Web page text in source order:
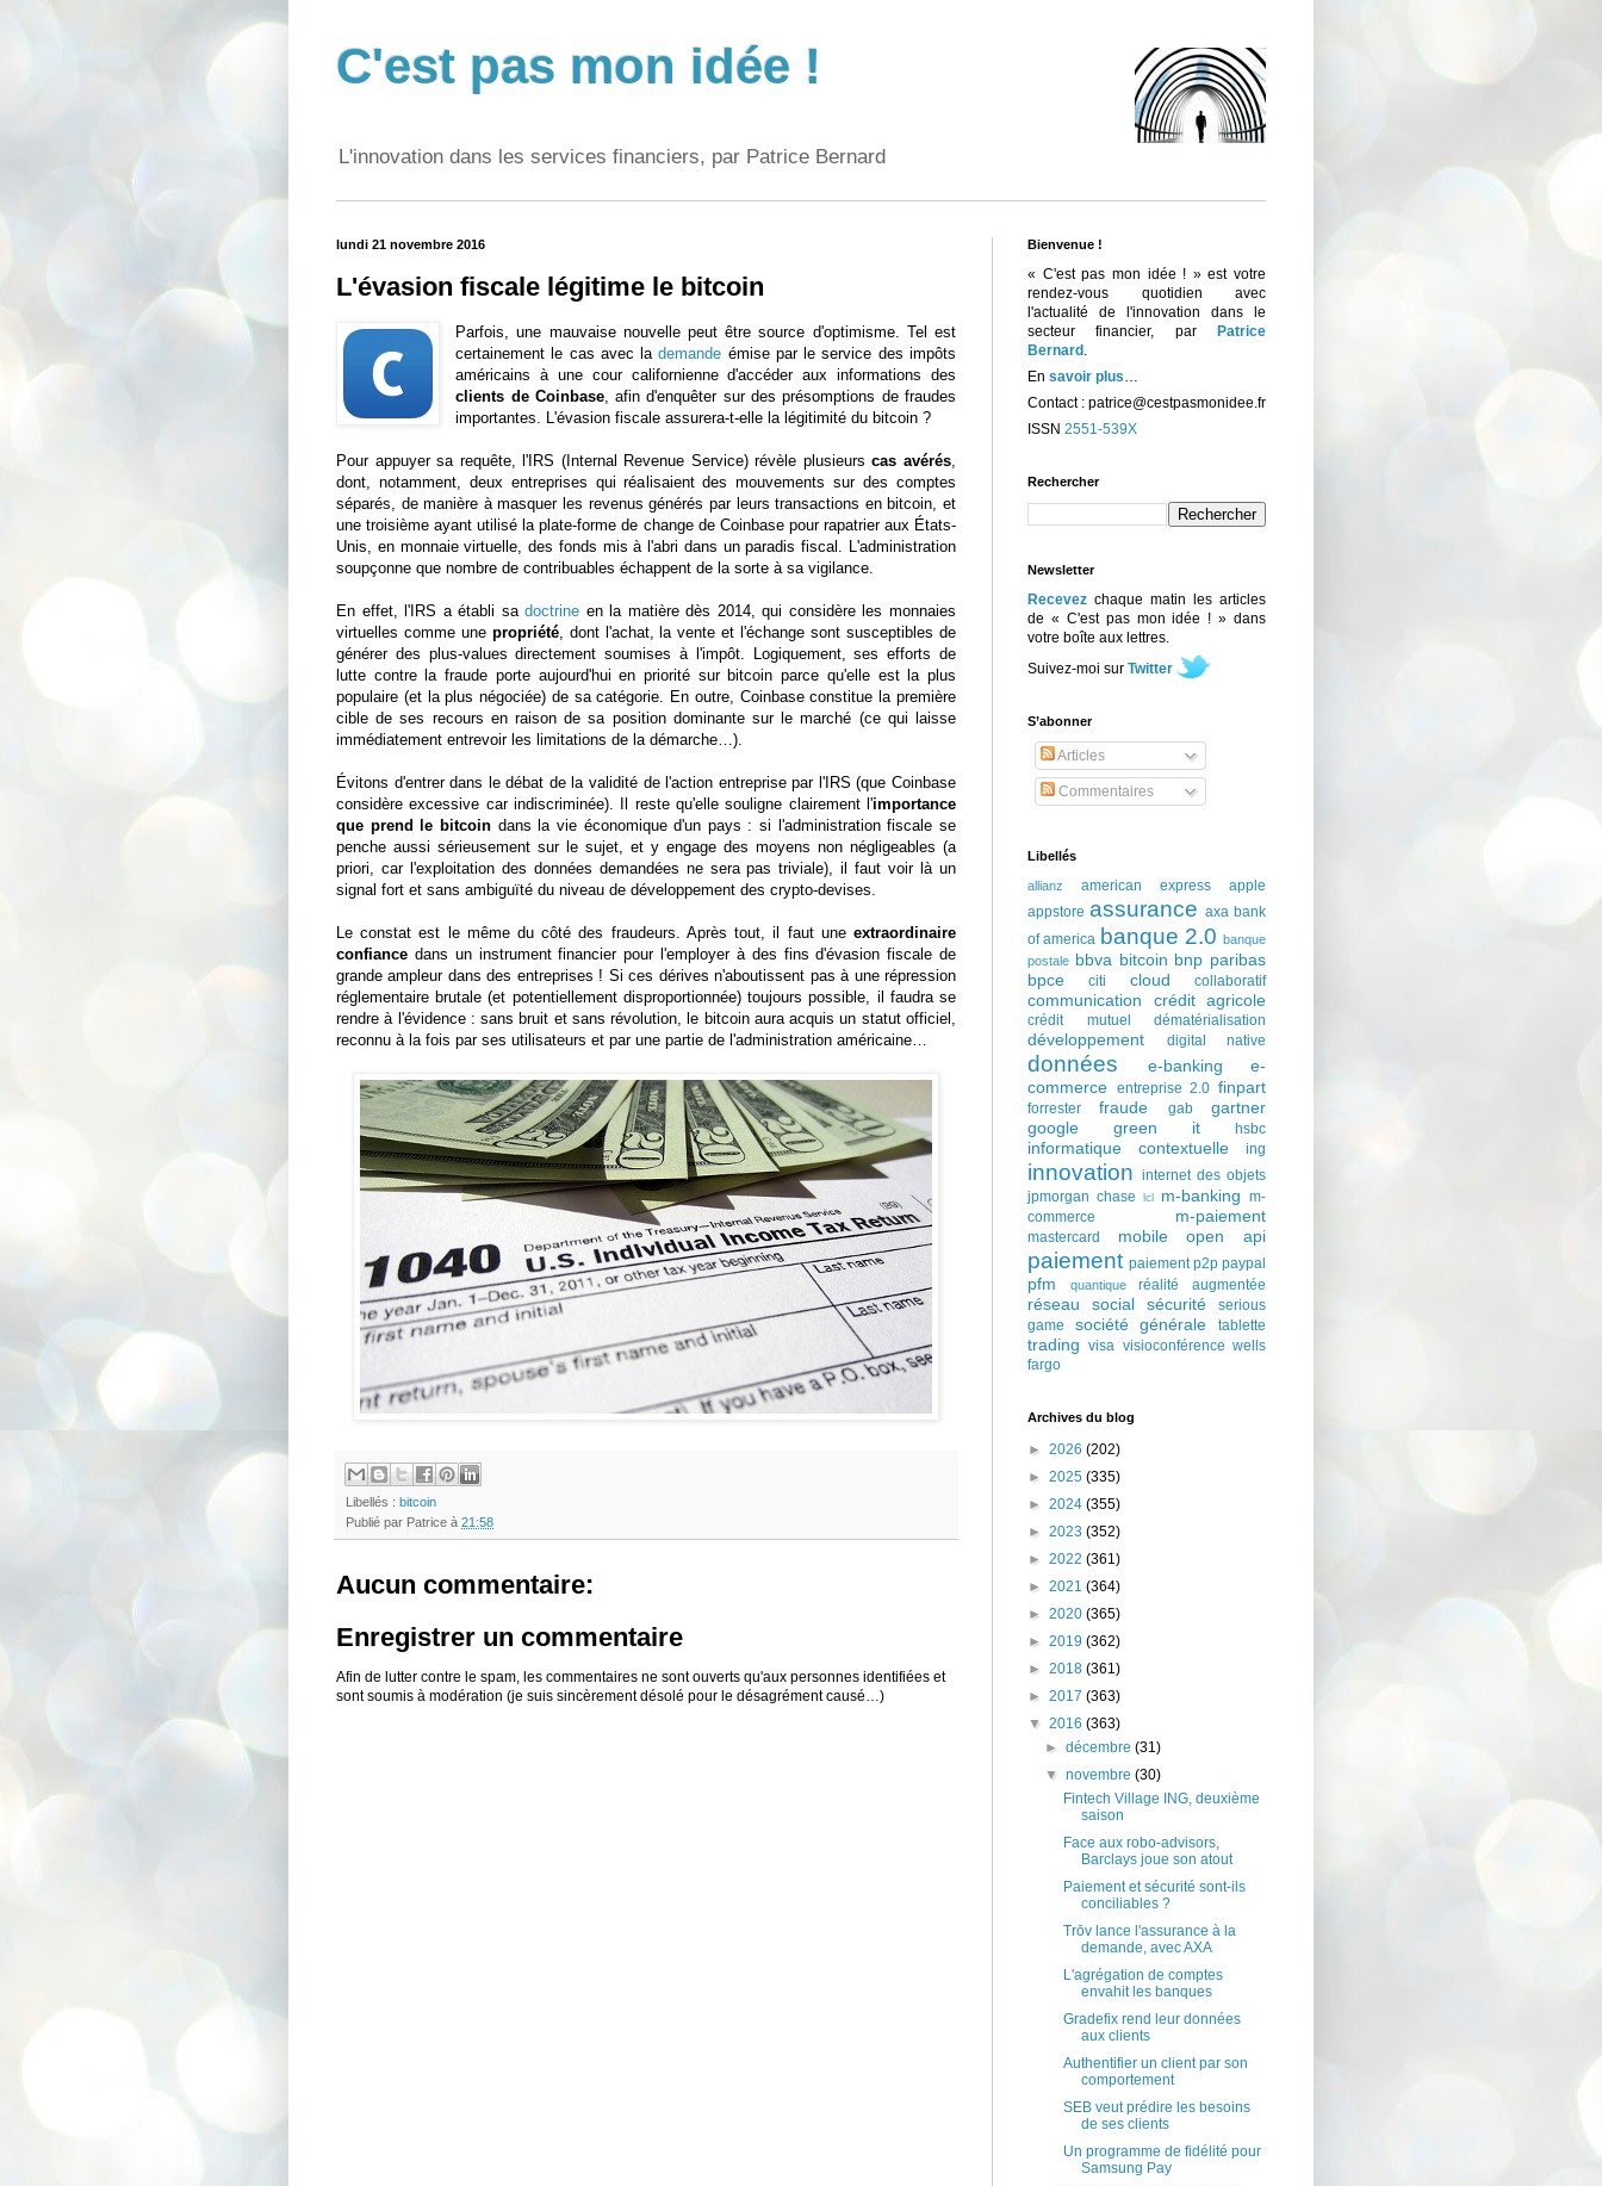
C'est pas mon idée !
L'innovation dans les services financiers, par Patrice Bernard
lundi 21 novembre 2016
L'évasion fiscale légitime le bitcoin
Parfois, une mauvaise nouvelle peut être source d'optimisme. Tel est
certainement le cas avec lademande émise par le service des impôts
américains à une cour californienne d'accéder aux informations des
clients de Coinbase, afin d'enquêter sur des présomptions de fraudes
importantes. L'évasion fiscale assurera-t-elle la légitimité du bitcoin ?
Pour appuyer sa requête, l'IRS (Internal Revenue Service) révèle plusieurscas avérés,
dont, notamment, deux entreprises qui réalisaient des mouvements sur des comptes
séparés, de manière à masquer les revenus générés par leurs transactions en bitcoin, et
une troisième ayant utilisé la plate-forme de change de Coinbase pour rapatrier aux États-
Unis, en monnaie virtuelle, des fonds mis à l'abri dans un paradis fiscal. L'administration
soupçonne que nombre de contribuables échappent de la sorte à sa vigilance.
En effet, l'IRS a établi sadoctrine en la matière dès 2014, qui considère les monnaies
virtuelles comme une propriété, dont l'achat, la vente et l'échange sont susceptibles de
générer des plus-values directement soumises à l'impôt. Logiquement, ses efforts de
lutte contre la fraude porte aujourd'hui en priorité sur bitcoin parce qu'elle est la plus
populaire (et la plus négociée) de sa catégorie. En outre, Coinbase constitue la première
cible de ses recours en raison de sa position dominante sur le marché (ce qui laisse
immédiatement entrevoir les limitations de la démarche…).
Évitons d'entrer dans le débat de la validité de l'action entreprise par l'IRS (que Coinbase
considère excessive car indiscriminée). Il reste qu'elle souligne clairement l'importance
que prend le bitcoindans la vie économique d'un pays : si l'administration fiscale se
penche aussi sérieusement sur le sujet, et y engage des moyens non négligeables (a
priori, car l'exploitation des données demandées ne sera pas triviale), il faut voir là un
signal fort et sans ambiguïté du niveau de développement des crypto-devises.
Le constat est le même du côté des fraudeurs. Après tout, il faut une extraordinaire
confiance dans un instrument financier pour l'employer à des fins d'évasion fiscale de
grande ampleur dans des entreprises ! Si ces dérives n'aboutissent pas à une répression
réglementaire brutale (et potentiellement disproportionnée) toujours possible, il faudra se
rendre à l'évidence : sans bruit et sans révolution, le bitcoin aura acquis un statut officiel,
reconnu à la fois par ses utilisateurs et par une partie de l'administration américaine…
Libellés : bitcoin
Publié par Patrice à 21:58
Aucun commentaire:
Enregistrer un commentaire
Afin de lutter contre le spam, les commentaires ne sont ouverts qu'aux personnes identifiées et
sont soumis à modération (je suis sincèrement désolé pour le désagrément causé…)
Bienvenue !
« C'est pas mon idée ! » est votre
rendez-vous quotidien avec
l'actualité de l'innovation dans le
secteur financier, par
Patrice
Bernard .
En savoir plus…
Contact : patrice@cestpasmonidee.fr
ISSN 2551-539X
Rechercher
Newsletter
Recevez chaque matin les articles
de « C'est pas mon idée ! » dans
votre boîte aux lettres.
Suivez-moi sur Twitter
S’abonner
Articles
Commentaires
Libellés
allianz american express
apple
appstore assurance axa bank
of america banque 2.0 banque
postale bbva bitcoin bnp paribas
bpce
citi cloud collaboratif
communication crédit agricole
crédit mutuel dématérialisation
développement digital native
données e-banking
e-
commerce entreprise 2.0 finpart
forrester fraude gab
gartner
google
green it hsbc
informatique contextuelle ing
innovation internet des objets
jpmorgan chase
lcl m-banking m-
commerce
m-paiement
mastercard mobile open api
paiement paiement p2p paypal
pfm quantique réalité augmentée
réseau social sécurité
serious
game
société générale tablette
trading visa visioconférence wells
fargo
Archives du blog
► 2026 (202)
► 2025 (335)
► 2024 (355)
► 2023 (352)
► 2022 (361)
► 2021 (364)
► 2020 (365)
► 2019 (362)
► 2018 (361)
► 2017 (363)
▼ 2016 (363)
►décembre(31)
▼novembre(30)
Fintech Village ING, deuxième
saison
Face aux robo-advisors,
Barclays joue son atout
Paiement et sécurité sont-ils
conciliables ?
Trōv lance l'assurance à la
demande, avec AXA
L'agrégation de comptes
envahit les banques
Gradefix rend leur données
aux clients
Authentifier un client par son
comportement
SEB veut prédire les besoins
de ses clients
Un programme de fidélité pour
Samsung Pay